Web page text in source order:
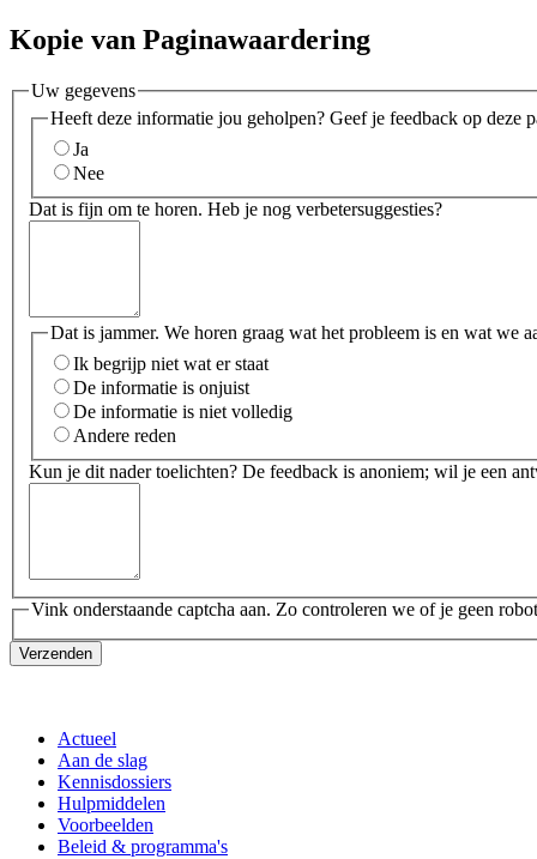
Kopie van Paginawaardering
Uw gegevens
Heeft deze informatie jou geholpen? Geef je feedback op deze
Ja
Nee
Dat is fijn om te horen. Heb je nog verbetersuggesties?
Dat is jammer. We horen graag wat het probleem is en wat we
Ik begrijp niet wat er staat
De informatie is onjuist
De informatie is niet volledig
Andere reden
Kun je dit nader toelichten? De feedback is anoniem; wil je een
Vink onderstaande captcha aan. Zo controleren we of je geen
Verzenden
Actueel
Aan de slag
Kennisdossiers
Hulpmiddelen
Voorbeelden
Beleid & programma's